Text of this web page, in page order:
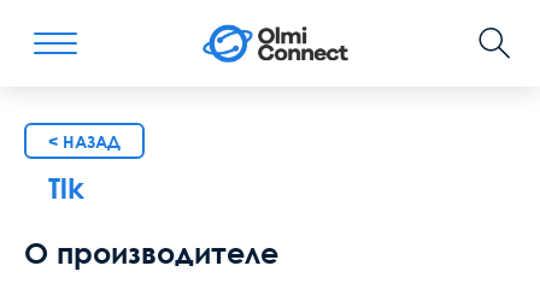
< НАЗАД
Tlk
О производителе